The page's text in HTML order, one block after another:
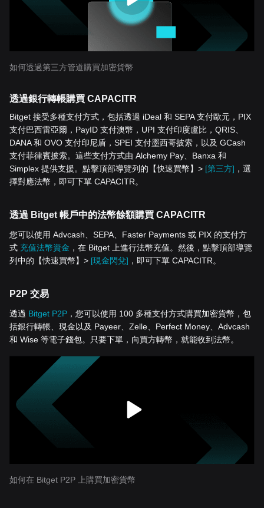
如何透過第三方管道購買加密貨幣
透過銀行轉帳購買 CAPACITR
Bitget 接受多種支付方式，包括透過 iDeal 和 SEPA 支付歐元，PIX
支付巴西雷亞爾，PayID 支付澳幣，UPI 支付印度盧比，QRIS、
DANA 和 OVO 支付印尼盾，SPEI 支付墨西哥披索，以及 GCash
支付菲律賓披索。這些支付方式由 Alchemy Pay、Banxa 和
Simplex 提供支援。點擊頂部導覽列的【快速買幣】> [第三方] ，選
擇對應法幣，即可下單 CAPACITR。
透過 Bitget 帳戶中的法幣餘額購買 CAPACITR
您可以使用 Advcash、SEPA、Faster Payments 或 PIX 的支付方
式 充值法幣資金 ，在 Bitget 上進行法幣充值。然後，點擊頂部導覽
列中的【快速買幣】> [現金閃兌] ，即可下單 CAPACITR。
P2P 交易
透過 Bitget P2P ，您可以使用 100 多種支付方式購買加密貨幣，包
括銀行轉帳、現金以及 Payeer、Zelle、Perfect Money、Advcash
和 Wise 等電子錢包。只要下單，向買方轉幣，就能收到法幣。
如何在 Bitget P2P 上購買加密貨幣